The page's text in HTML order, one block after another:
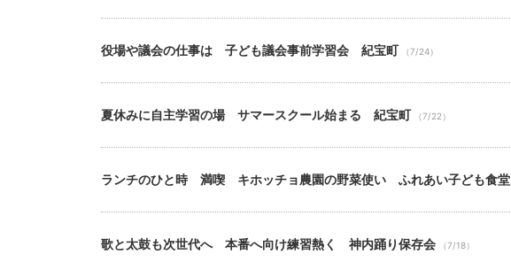
役場や議会の仕事は 子ども議会事前学習会 紀宝町 （7/24）
夏休みに自主学習の場 サマースクール始まる 紀宝町 （7/22）
ランチのひと時 満喫 キホッチョ農園の野菜使い ふれあい子ども食堂
歌と太鼓も次世代へ 本番へ向け練習熱く 神内踊り保存会 （7/18）